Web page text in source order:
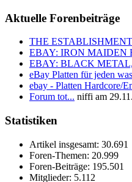
Aktuelle Forenbeiträge
THE ESTABLISHMENT
EBAY: IRON MAIDEN
EBAY: BLACK
eBay Platten für jeden
ebay - Platten Hardcore/
Forum tot... niffi am
Statistiken
Artikel insgesamt: 30.691
Foren-Themen: 20.999
Foren-Beiträge: 195.501
Mitglieder: 5.112